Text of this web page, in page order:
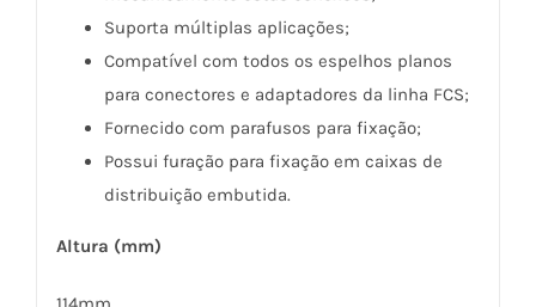
Suporta múltiplas aplicações;
Compatível com todos os espelhos planos
para conectores e adaptadores da linha FCS;
Fornecido com parafusos para fixação;
Possui furação para fixação em caixas de
distribuição embutida.
Altura (mm)